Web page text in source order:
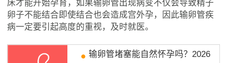
床才能开始孕育，如果输卵管出现病变不仅会导致精子
卵子不能结合即使结合也会造成宫外孕，因此输卵管疾
病一定要引起高度的重视，及时就医。
输卵管堵塞能自然怀孕吗？2026